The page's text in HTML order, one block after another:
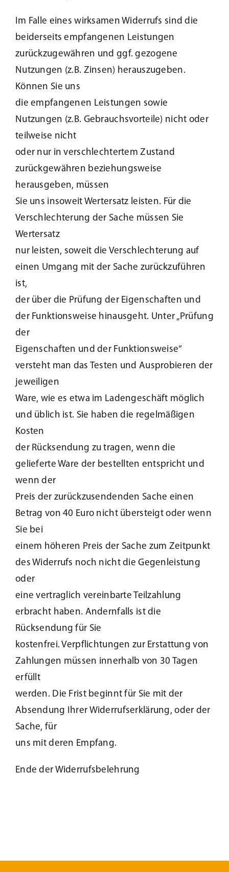
Kontakt
Lesezeichen
Im Falle eines wirksamen Widerrufs sind die
beiderseits empfangenen Leistungen
zurückzugewähren und ggf. gezogene
Nutzungen (z.B. Zinsen) herauszugeben.
Können Sie uns
die empfangenen Leistungen sowie
Nutzungen (z.B. Gebrauchsvorteile) nicht oder
teilweise nicht
oder nur in verschlechtertem Zustand
zurückgewähren beziehungsweise
herausgeben, müssen
Sie uns insoweit Wertersatz leisten. Für die
Verschlechterung der Sache müssen Sie
Wertersatz
nur leisten, soweit die Verschlechterung auf
einen Umgang mit der Sache zurückzuführen
ist,
der über die Prüfung der Eigenschaften und
der Funktionsweise hinausgeht. Unter „Prüfung
der
Eigenschaften und der Funktionsweise“
versteht man das Testen und Ausprobieren der
jeweiligen
Ware, wie es etwa im Ladengeschäft möglich
und üblich ist. Sie haben die regelmäßigen
Kosten
der Rücksendung zu tragen, wenn die
gelieferte Ware der bestellten entspricht und
wenn der
Preis der zurückzusendenden Sache einen
Betrag von 40 Euro nicht übersteigt oder wenn
Sie bei
einem höheren Preis der Sache zum Zeitpunkt
des Widerrufs noch nicht die Gegenleistung
oder
eine vertraglich vereinbarte Teilzahlung
erbracht haben. Andernfalls ist die
Rücksendung für Sie
kostenfrei. Verpflichtungen zur Erstattung von
Zahlungen müssen innerhalb von 30 Tagen
erfüllt
werden. Die Frist beginnt für Sie mit der
Absendung Ihrer Widerrufserklärung, oder der
Sache, für
uns mit deren Empfang.
Ende der Widerrufsbelehrung